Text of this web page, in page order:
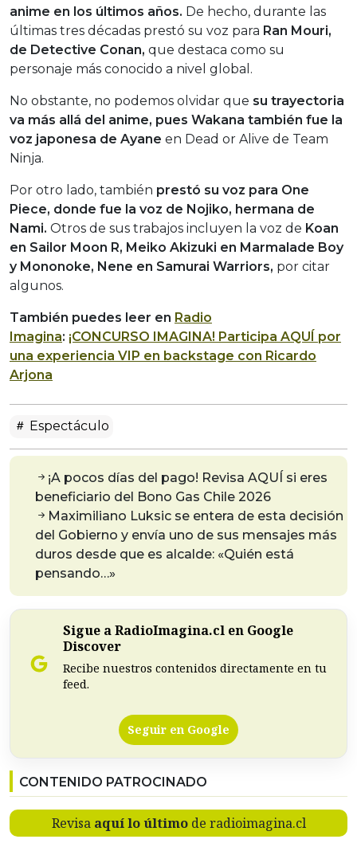
anime en los últimos años. De hecho, durante las
últimas tres décadas prestó su voz para Ran Mouri,
de Detective Conan, que destaca como su
personaje más conocido a nivel global.
No obstante, no podemos olvidar que su trayectoria
va más allá del anime, pues Wakana también fue la
voz japonesa de Ayane en Dead or Alive de Team
Ninja.
Por otro lado, también prestó su voz para One
Piece, donde fue la voz de Nojiko, hermana de
Nami. Otros de sus trabajos incluyen la voz de Koan
en Sailor Moon R, Meiko Akizuki en Marmalade Boy
y Mononoke, Nene en Samurai Warriors, por citar
algunos.
También puedes leer en Radio
Imagina: ¡CONCURSO IMAGINA! Participa AQUÍ por
una experiencia VIP en backstage con Ricardo
Arjona
Espectáculo
¡A pocos días del pago! Revisa AQUÍ si eres
beneficiario del Bono Gas Chile 2026
Maximiliano Luksic se entera de esta decisión
del Gobierno y envía uno de sus mensajes más
duros desde que es alcalde: «Quién está
pensando…»
Sigue a RadioImagina.cl en Google
Discover
Recibe nuestros contenidos directamente en tu
feed.
Seguir en Google
CONTENIDO PATROCINADO
Revisa aquí lo últimode radioimagina.cl